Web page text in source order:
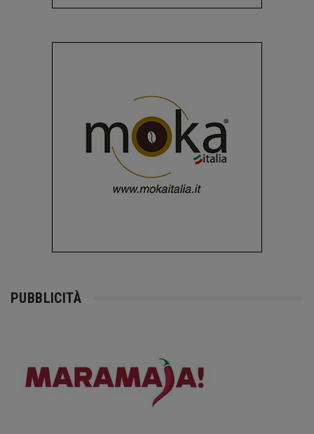
PUBBLICITÀ